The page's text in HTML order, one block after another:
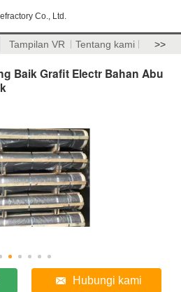
Co., Ltd.
Tampilan VR Tentang kami >>
Baik Grafit Electr Bahan Abu
Hubungi kami